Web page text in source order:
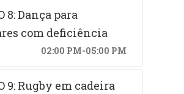
8: Dança para
com deficiência
02:00 PM-05:00 PM
9: Rugby em cadeira